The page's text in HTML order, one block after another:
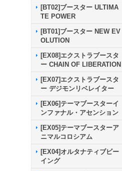
[BT02]ブースター ULTIMA
TE POWER
[BT01]ブースター NEW EV
OLUTION
[EX08]エクストラブースタ
ー CHAIN OF LIBERATION
[EX07]エクストラブースタ
ー デジモンリベレイター
[EX06]テーマブースターイ
ンファナル・アセンション
[EX05]テーマブースターア
ニマルコロシアム
[EX04]オルタナティブビー
イング